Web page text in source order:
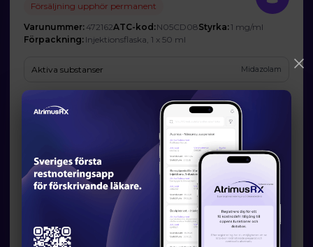
Försäljning upphör permanent
Varunummer: 472162ATC-kod:N05CD08Styrka:1 mg/ml
Förpackning: Injektionsflaska, 1 x 50 ml
Aktiva substanser Midazolam
Hameln Pharma gmbh (Ombud: hameln pharma AB)
Prognos och förväntad tillgänglighet
Startdatum:
2025-03-26
Slutdatum:-
Orsak till restsituation
Marknadsrelaterade orsaker